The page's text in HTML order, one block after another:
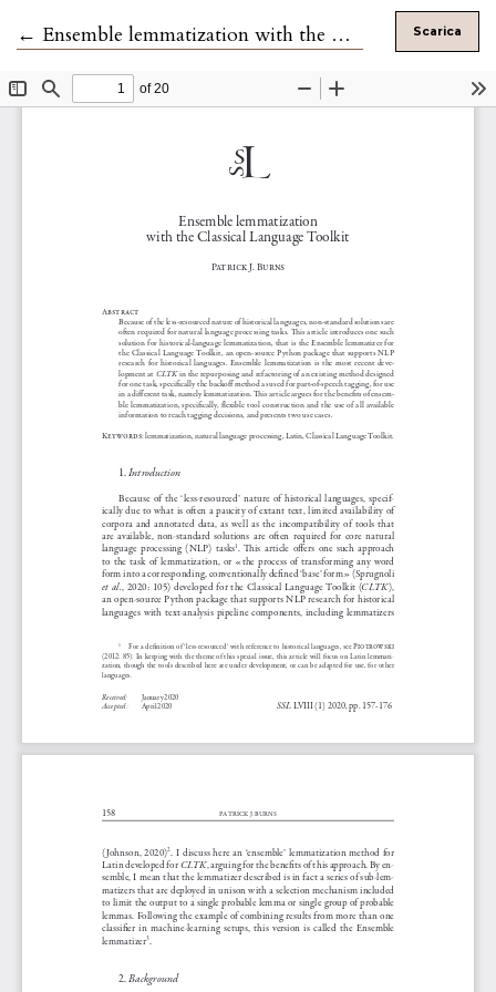
← Ritorna ai dettagli dell'articolo
Ensemble lemmatization with the Classical Language Toolkit Scarica